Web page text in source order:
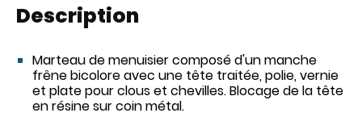
Description
Marteau de menuisier composé d'un manche
frêne bicolore avec une tête traitée, polie, vernie
et plate pour clous et chevilles.Blocage de la tête
en résine sur coin métal.